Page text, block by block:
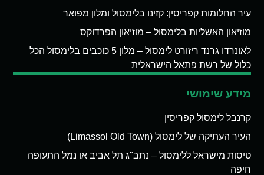
עיר החלומות קפריסין: קזינו בלימסול ומלון מפואר
מוזיאון האשליות בלימסול – מוזיאון הפרדוקס
לאונרדו גרנד ריזורט לימסול – מלון 5 כוכבים בלימסול הכל
כלול של רשת פתאל הישראלית
מידע שימושי
קרנבל לימסול קפריסין
העיר העתיקה של לימסול (Limassol Old Town)
טיסות מישראל ללימסול – נתב"ג תל אביב או נמל התעופה
חיפה